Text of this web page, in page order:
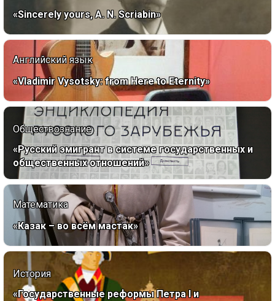
«Sincerely yours, A. N. Scriabin»
Английский язык
«Vladimir Vysotsky: from Here to Eternity»
Обществознание
«Русский эмигрант в системе государственных и
общественных отношений»
Математика
«Казак – во всём мастак»
История
«Государственные реформы Петра I и